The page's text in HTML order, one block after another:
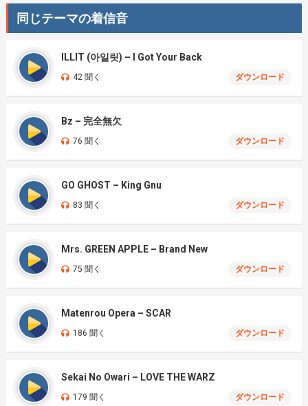
同じテーマの着信音
ILLIT (아일릿) – I Got Your Back
42 聞く ダウンロード
Bz – 完全無欠
76 聞く ダウンロード
GO GHOST – King Gnu
83 聞く ダウンロード
Mrs. GREEN APPLE – Brand New
75 聞く ダウンロード
Matenrou Opera – SCAR
186 聞く ダウンロード
Sekai No Owari – LOVE THE WARZ
179 聞く ダウンロード